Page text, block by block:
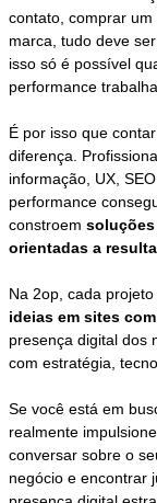
contato, comprar
marca, tudo deve
isso só é possível
performance
É por isso que
diferença.
informação, UX,
performance
constroem
orientadas a
Na 2op, cada
ideias em sites
presença digital dos
com estratégia,
Se você está em
realmente
conversar sobre o
negócio e encontrar